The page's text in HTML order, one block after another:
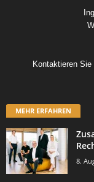
Kontaktieren Sie
MEHR ERFAHREN
8.